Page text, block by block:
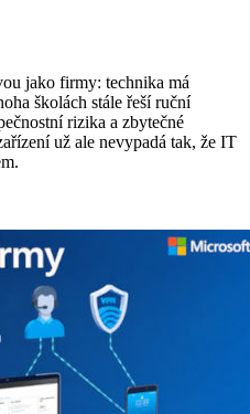
jako firmy: technika má
školách stále řeší ruční
rizika a zbytečné
už ale nevypadá tak, že IT